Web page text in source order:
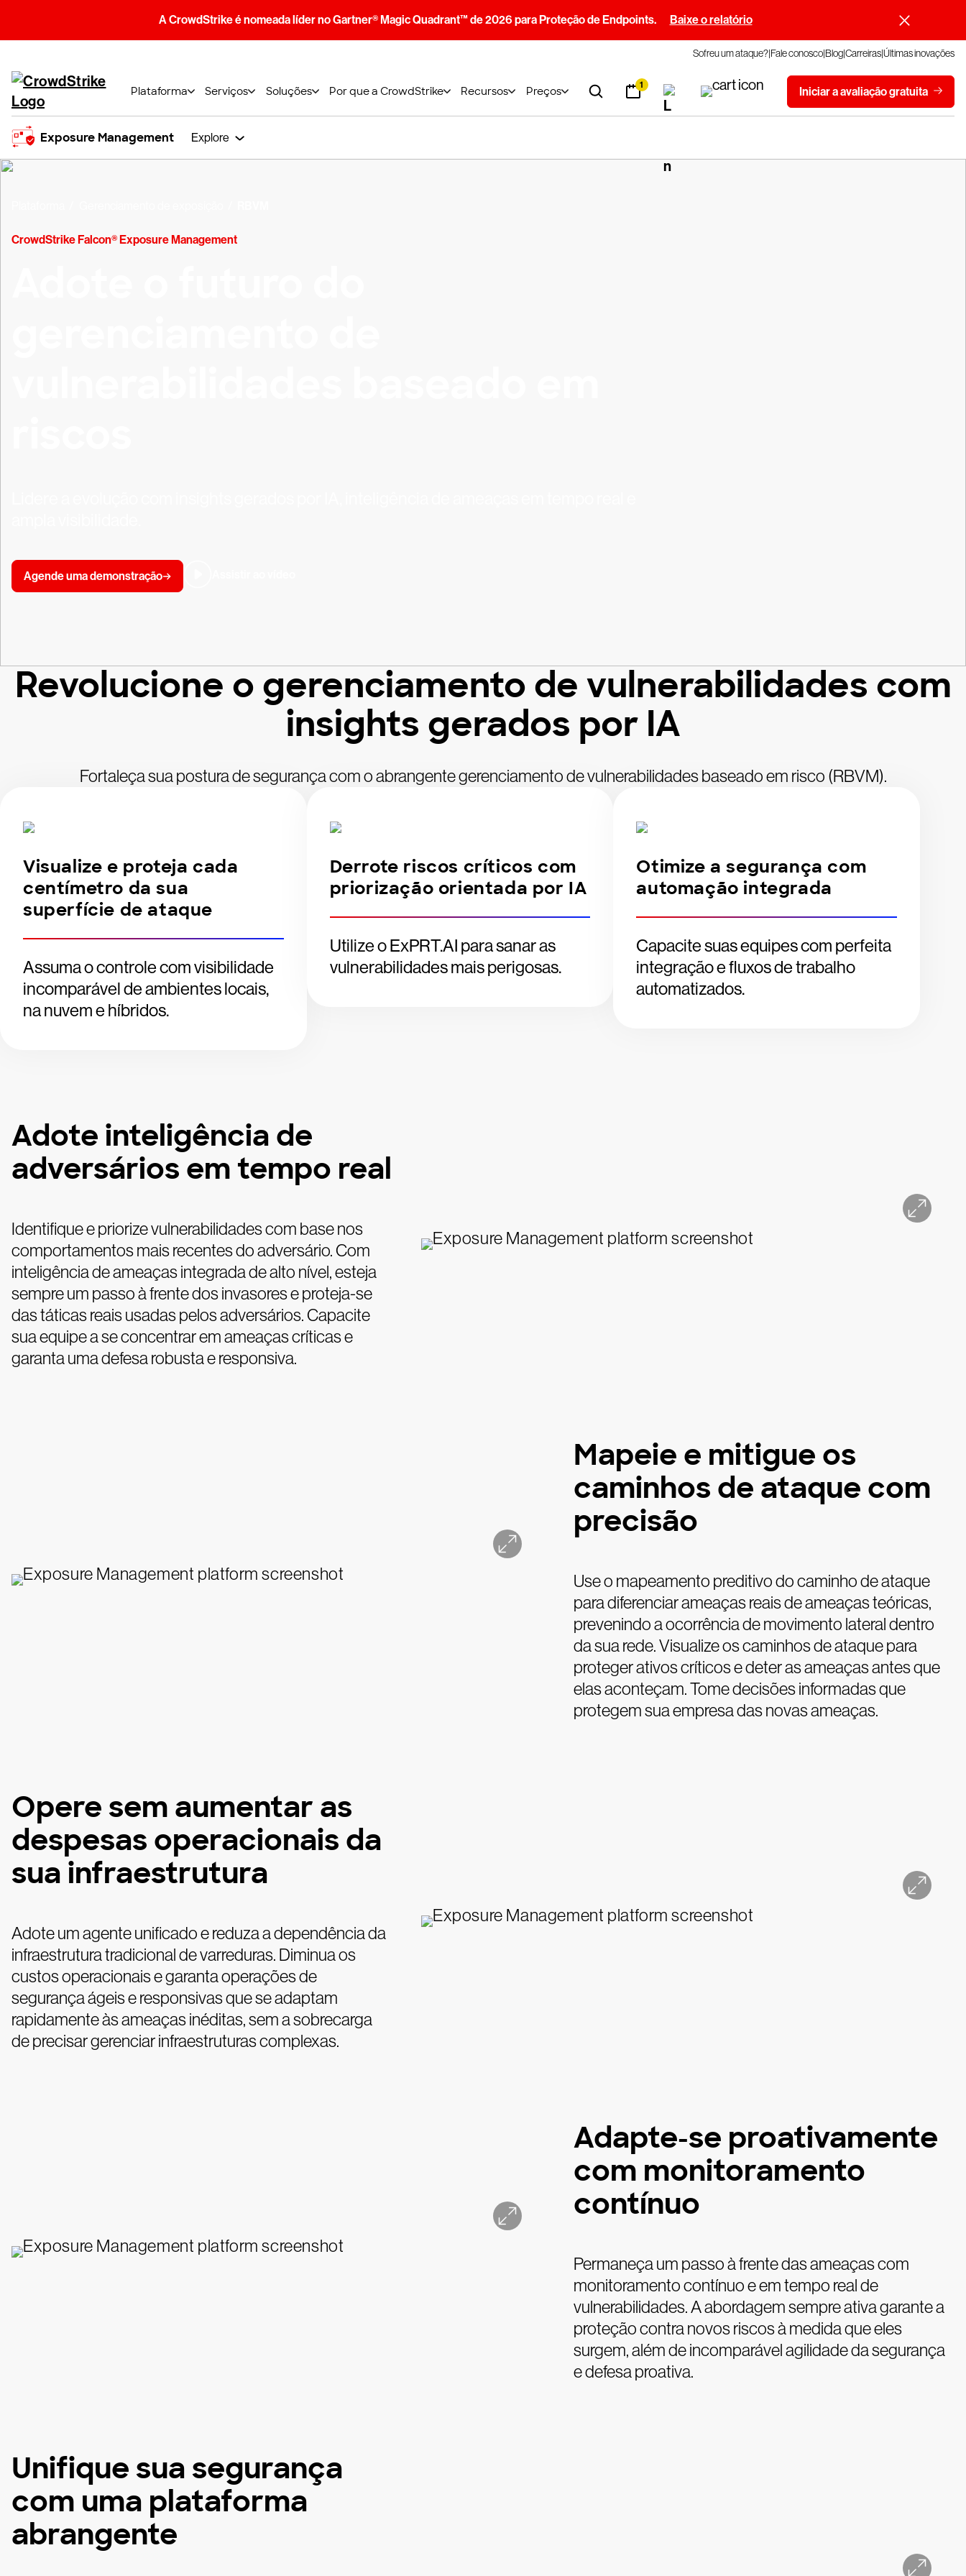
A CrowdStrike é nomeada líder no Gartner® Magic Quadrant™ de 2026 para Proteção de Endpoints. Baixe o relatório
Sofreu um ataque?Fale conoscoBlogCarreirasÚltimas inovações
Plataforma Serviços Soluções Por que a CrowdStrike Recursos Preços 1 Iniciar a avaliação gratuita
Exposure Management Explore
CrowdStrike Falcon® Exposure Management
Agende uma demonstração
Revolucione o gerenciamento de vulnerabilidades com
insights gerados por IA
Fortaleça sua postura de segurança com o abrangente gerenciamento de vulnerabilidades baseado em risco (RBVM).
Visualize e proteja cada
centímetro da sua
superfície de ataque
Assuma o controle com visibilidade
incomparável de ambientes locais,
na nuvem e híbridos.
Derrote riscos críticos com
priorização orientada por IA
Utilize o ExPRT.AI para sanar as
vulnerabilidades mais perigosas.
Otimize a segurança com
automação integrada
Capacite suas equipes com perfeita
integração e fluxos de trabalho
automatizados.
Adote inteligência de
adversários em tempo real
Identifique e priorize vulnerabilidades com base nos
comportamentos mais recentes do adversário. Com
inteligência de ameaças integrada de alto nível, esteja
sempre um passo à frente dos invasores e proteja-se
das táticas reais usadas pelos adversários. Capacite
sua equipe a se concentrar em ameaças críticas e
garanta uma defesa robusta e responsiva.
Mapeie e mitigue os
caminhos de ataque com
precisão
Use o mapeamento preditivo do caminho de ataque
para diferenciar ameaças reais de ameaças teóricas,
prevenindo a ocorrência de movimento lateral dentro
da sua rede. Visualize os caminhos de ataque para
proteger ativos críticos e deter as ameaças antes que
elas aconteçam. Tome decisões informadas que
protegem sua empresa das novas ameaças.
Opere sem aumentar as
despesas operacionais da
sua infraestrutura
Adote um agente unificado e reduza a dependência da
infraestrutura tradicional de varreduras. Diminua os
custos operacionais e garanta operações de
segurança ágeis e responsivas que se adaptam
rapidamente às ameaças inéditas, sem a sobrecarga
de precisar gerenciar infraestruturas complexas.
Adapte-se proativamente
com monitoramento
contínuo
Permaneça um passo à frente das ameaças com
monitoramento contínuo e em tempo real de
vulnerabilidades. A abordagem sempre ativa garante a
proteção contra novos riscos à medida que eles
surgem, além de incomparável agilidade da segurança
e defesa proativa.
Unifique sua segurança
com uma plataforma
abrangente